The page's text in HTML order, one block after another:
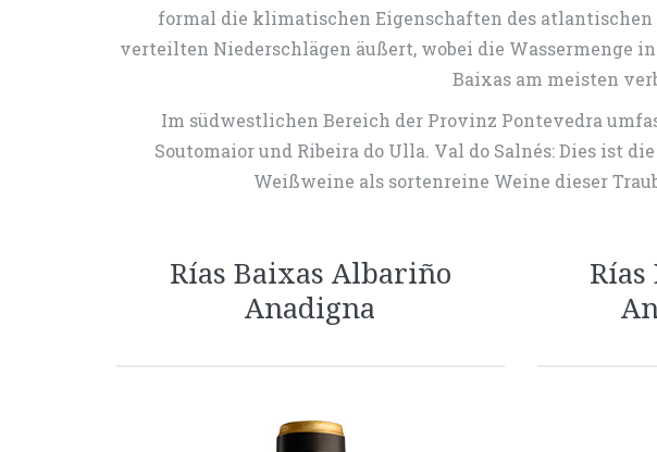
formal die klimatischen Eigenschaften des
verteilten Niederschlägen äußert, wobei die Wassermenge
Baixas am meisten
Im südwestlichen Bereich der Provinz Pontevedra
Soutomaior und Ribeira do Ulla. Val do Salnés: Dies ist
Weißweine als sortenreine Weine dieser
Rías Baixas Albariño
Anadigna